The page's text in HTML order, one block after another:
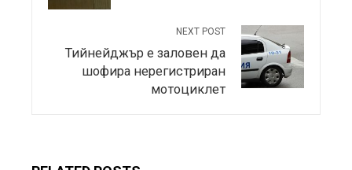
NEXT POST
Тийнейджър е заловен да
шофира нерегистриран
мотоциклет